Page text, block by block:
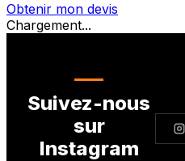
Obtenir mon devis
Chargement...
Suivez-nous
sur
Instagram